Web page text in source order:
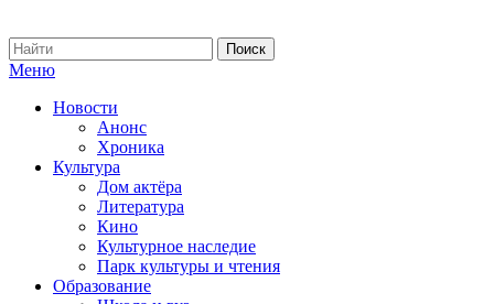
Меню
Новости
Анонс
Хроника
Культура
Дом актёра
Литература
Кино
Культурное наследие
Парк культуры и чтения
Образование